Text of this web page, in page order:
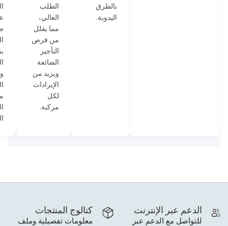
بالطرق
اليدوية.
الطلب
العالي،
مما يقلل
من فرص
التأجير
الضائعة
ويزيد من
الإيرادات
لكل
مركبة.
كتالوج المنتجات
معلومات تفصيلية وملف
الدعم عبر الإنترنت
للتواصل مع الدعم عبر